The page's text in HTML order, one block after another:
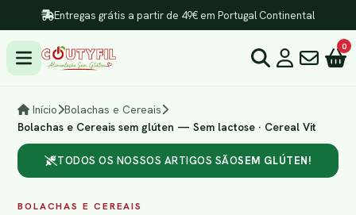
Entregas grátis a partir de 49€ em Portugal Continental
0
Início Bolachas e Cereais
Bolachas e Cereais sem glúten — Sem lactose · Cereal Vit
TODOS OS NOSSOS ARTIGOS SÃOSEM GLÚTEN!
BOLACHAS E CEREAIS